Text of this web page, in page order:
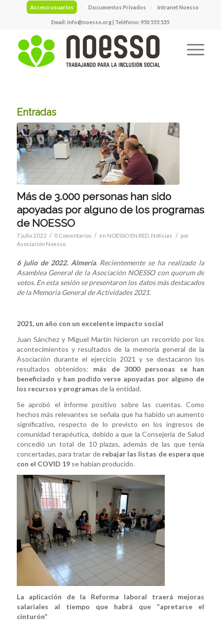
Acceso usuarios Documentos Privados Intranet Noesso
Email:info@noesso.org| Teléfono: 950 555 535
Entradas
Más de 3.000 personas han sido
apoyadas por alguno de los programas
de NOESSO
7 julio 2022 / 0 Comentarios / en NOESSO EN RED, Noticias / por
Asociación Noesso
6 julio de 2022. Almería. Recientemente se ha realizado la
Asamblea General de la Asociación NOESSO con quorum de
votos. En esta sesión se presentaron los datos más destacados
de la Memoria General de Actividades 2021.
2021, un año con un excelente impacto social
Juan Sánchez y Miguel Martín hicieron un recorrido por los
acontecimientos y resultados de la memoria general de la
Asociación durante el ejercicio 2021 y se destacaron los
resultados obtenidos: más de 3000 personas se han
beneficiado y han podido verse apoyadas por alguno de
los recursos y programas de la entidad.
Se aprobó el informe positivo sobre las cuentas. Como
hechos más relevantes se señala que ha habido un aumento
significativo, respecto de lo previsto en los ingresos de
comunidad terapéutica, debido a que la Consejería de Salud
concedió un total de 10 plazas, además de las que tenía
concertadas, para tratar de rebajar las listas de espera que
con el COVID 19se habían producido.
La aplicación de la Reforma laboral traerá mejoras
salariales al tiempo que habrá que “apretarse el
cinturón”